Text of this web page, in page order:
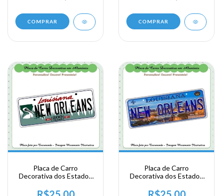
COMPRAR COMPRAR
Placa de Carro
Decorativa dos Estados
USA - Area Sul - Louisiana
Placa de Carro
Decorativa dos Estados
USA - Area Sul - Louisiana